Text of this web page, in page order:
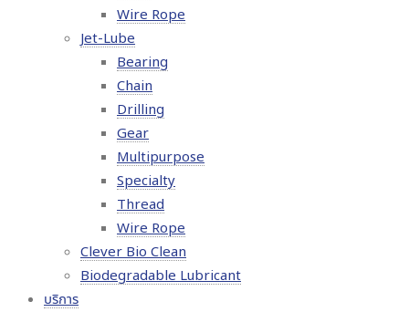
Wire Rope
Jet-Lube
Bearing
Chain
Drilling
Gear
Multipurpose
Specialty
Thread
Wire Rope
Clever Bio Clean
Biodegradable Lubricant
บริการ